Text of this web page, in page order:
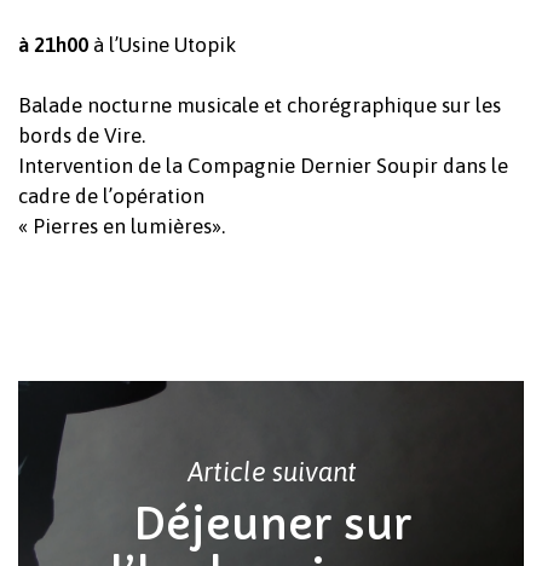
à 21h00 à l’Usine Utopik
Balade nocturne musicale et chorégraphique sur les
bords de Vire.
Intervention de la Compagnie Dernier Soupir dans le
cadre de l’opération
« Pierres en lumières».
Article suivant
Déjeuner sur